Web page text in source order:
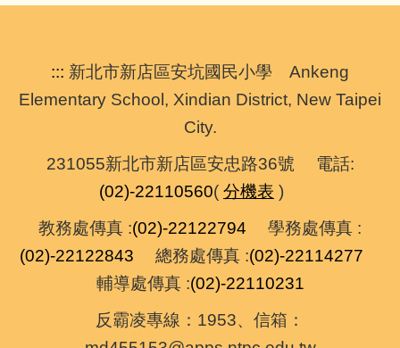
::: 新北市新店區安坑國民小學 Ankeng
Elementary School, Xindian District, New Taipei
City.
231055新北市新店區安忠路36號 電話:
(02)-22110560( 分機表 )
教務處傳真 :(02)-22122794 學務處傳真 :
(02)-22122843 總務處傳真 :(02)-22114277
輔導處傳真 :(02)-22110231
反霸凌專線：1953、信箱：